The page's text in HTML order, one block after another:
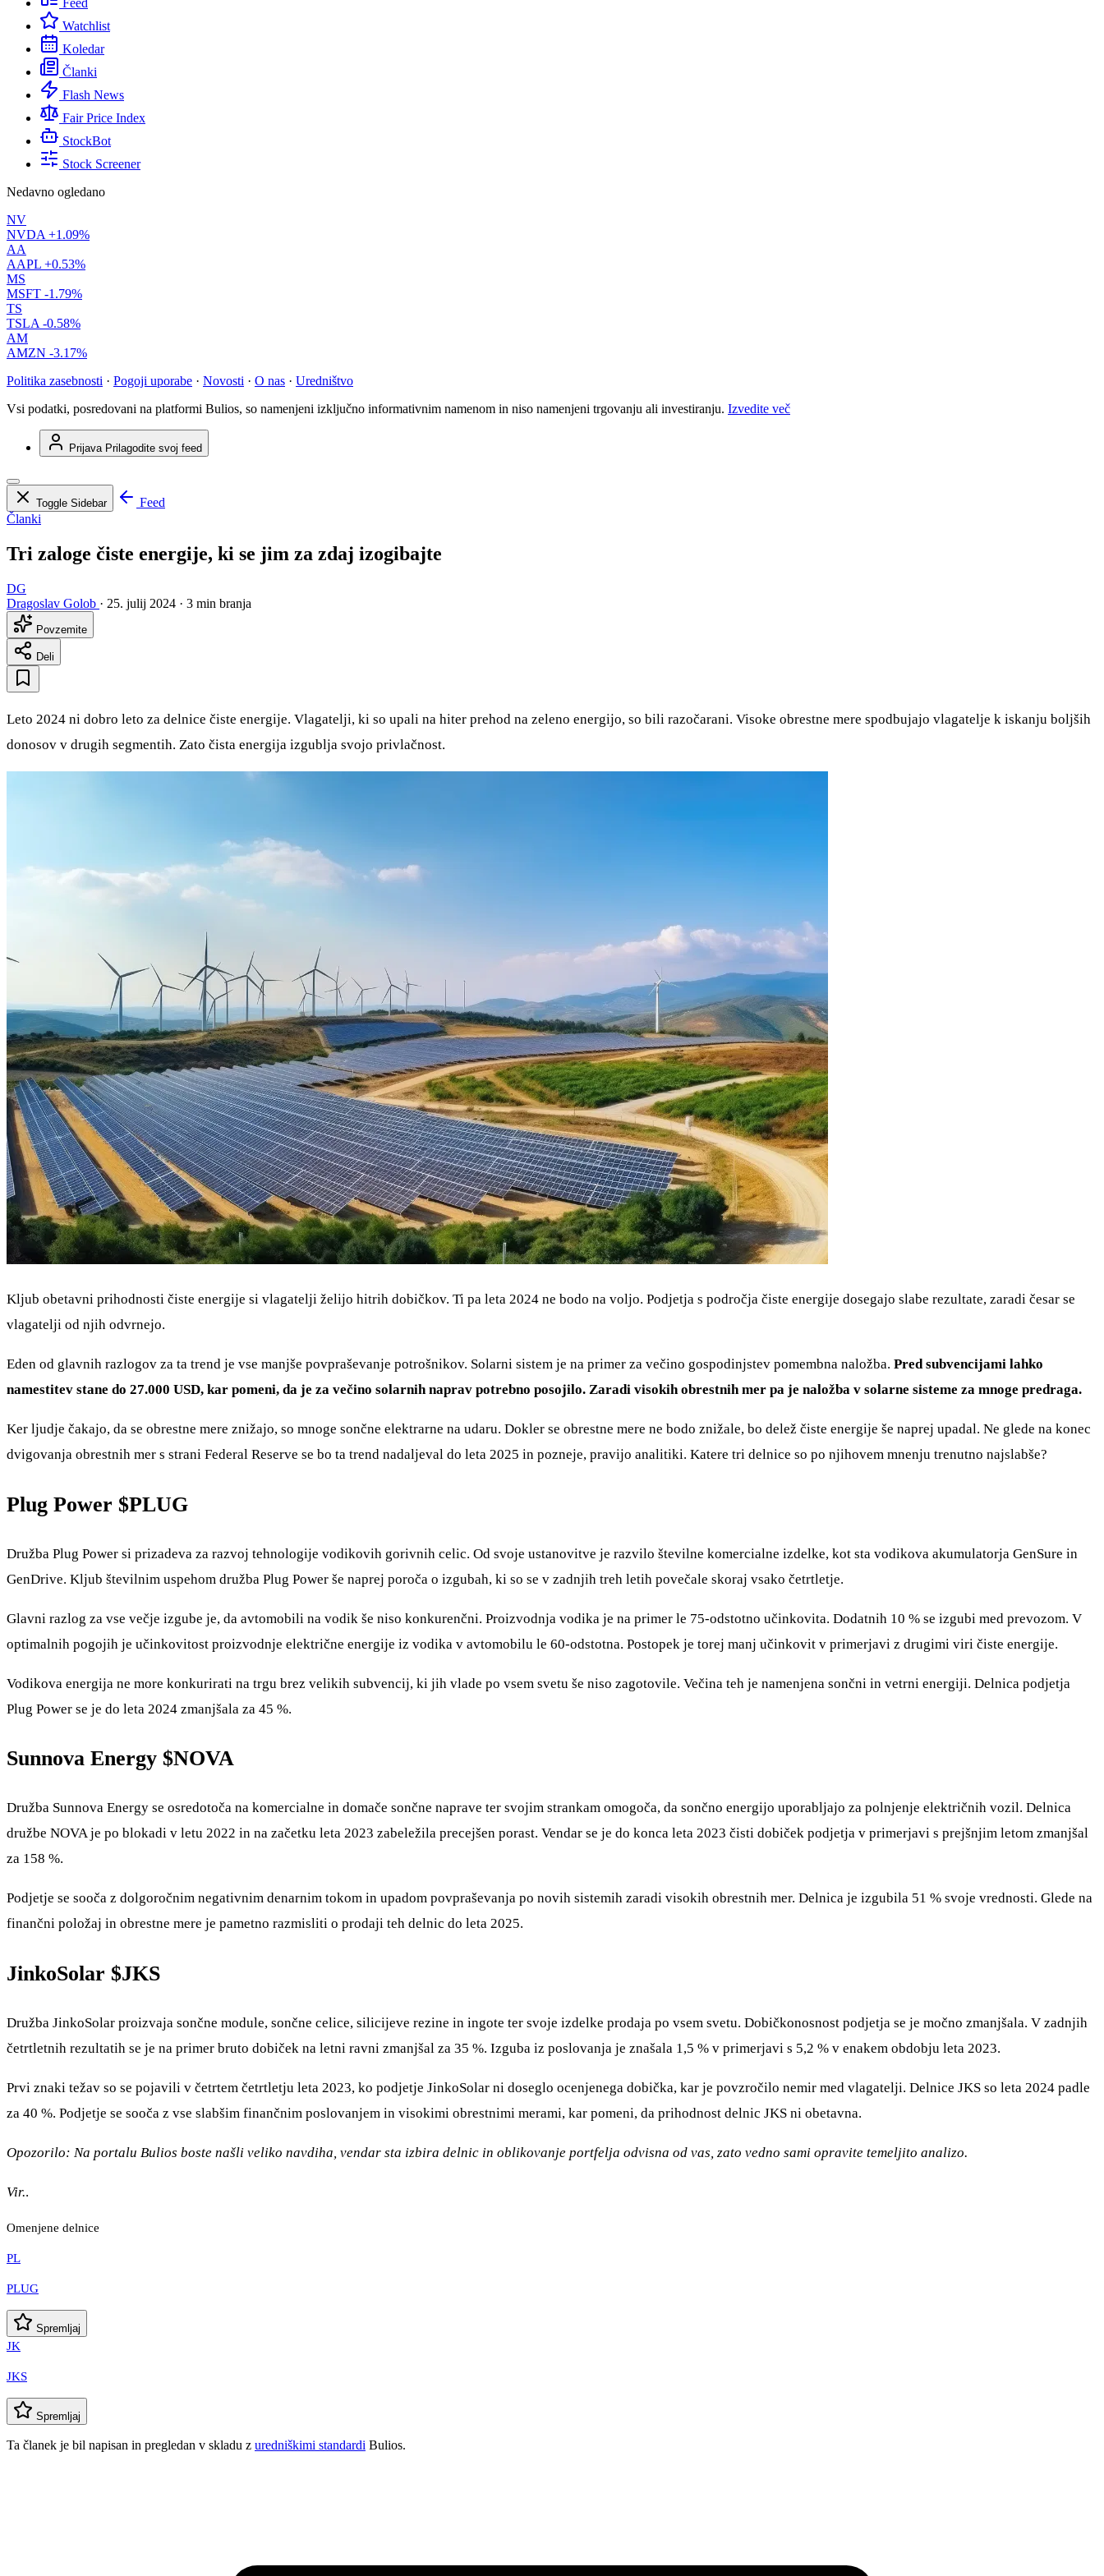
Feed
Watchlist
Koledar
Članki
Flash News
Fair Price Index
StockBot
Stock Screener
Nedavno ogledano
NV
NVDA +1.09%
AA
AAPL +0.53%
MS
MSFT -1.79%
TS
TSLA -0.58%
AM
AMZN -3.17%
Politika zasebnosti · Pogoji uporabe · Novosti · O nas · Uredništvo
Vsi podatki, posredovani na platformi Bulios, so namenjeni izključno informativnim namenom in niso namenjeni trgovanju ali investiranju. Izvedite več
Prijava Prilagodite svoj feed
Toggle Sidebar
Feed
Članki
Tri zaloge čiste energije, ki se jim za zdaj izogibajte
DG
Dragoslav Golob · 25. julij 2024 · 3 min branja
Povzemite
Deli
Leto 2024 ni dobro leto za delnice čiste energije. Vlagatelji, ki so upali na hiter prehod na zeleno energijo, so bili razočarani. Visoke obrestne mere spodbujajo vlagatelje k iskanju boljših
donosov v drugih segmentih. Zato čista energija izgublja svojo privlačnost.
Kljub obetavni prihodnosti čiste energije si vlagatelji želijo hitrih dobičkov. Ti pa leta 2024 ne bodo na voljo. Podjetja s področja čiste energije dosegajo slabe rezultate, zaradi česar se
vlagatelji od njih odvrnejo.
Eden od glavnih razlogov za ta trend je vse manjše povpraševanje potrošnikov. Solarni sistem je na primer za večino gospodinjstev pomembna naložba. Pred subvencijami lahko
namestitev stane do 27.000 USD, kar pomeni, da je za večino solarnih naprav potrebno posojilo. Zaradi visokih obrestnih mer pa je naložba v solarne sisteme za mnoge predraga.
Ker ljudje čakajo, da se obrestne mere znižajo, so mnoge sončne elektrarne na udaru. Dokler se obrestne mere ne bodo znižale, bo delež čiste energije še naprej upadal. Ne glede na konec
dvigovanja obrestnih mer s strani Federal Reserve se bo ta trend nadaljeval do leta 2025 in pozneje, pravijo analitiki. Katere tri delnice so po njihovem mnenju trenutno najslabše?
Plug Power $PLUG
Družba Plug Power si prizadeva za razvoj tehnologije vodikovih gorivnih celic. Od svoje ustanovitve je razvilo številne komercialne izdelke, kot sta vodikova akumulatorja GenSure in
GenDrive. Kljub številnim uspehom družba Plug Power še naprej poroča o izgubah, ki so se v zadnjih treh letih povečale skoraj vsako četrtletje.
Glavni razlog za vse večje izgube je, da avtomobili na vodik še niso konkurenčni. Proizvodnja vodika je na primer le 75-odstotno učinkovita. Dodatnih 10 % se izgubi med prevozom. V
optimalnih pogojih je učinkovitost proizvodnje električne energije iz vodika v avtomobilu le 60-odstotna. Postopek je torej manj učinkovit v primerjavi z drugimi viri čiste energije.
Vodikova energija ne more konkurirati na trgu brez velikih subvencij, ki jih vlade po vsem svetu še niso zagotovile. Večina teh je namenjena sončni in vetrni energiji. Delnica podjetja
Plug Power se je do leta 2024 zmanjšala za 45 %.
Sunnova Energy $NOVA
Družba Sunnova Energy se osredotoča na komercialne in domače sončne naprave ter svojim strankam omogoča, da sončno energijo uporabljajo za polnjenje električnih vozil. Delnica
družbe NOVA je po blokadi v letu 2022 in na začetku leta 2023 zabeležila precejšen porast. Vendar se je do konca leta 2023 čisti dobiček podjetja v primerjavi s prejšnjim letom zmanjšal
za 158 %.
Podjetje se sooča z dolgoročnim negativnim denarnim tokom in upadom povpraševanja po novih sistemih zaradi visokih obrestnih mer. Delnica je izgubila 51 % svoje vrednosti. Glede na
finančni položaj in obrestne mere je pametno razmisliti o prodaji teh delnic do leta 2025.
JinkoSolar $JKS
Družba JinkoSolar proizvaja sončne module, sončne celice, silicijeve rezine in ingote ter svoje izdelke prodaja po vsem svetu. Dobičkonosnost podjetja se je močno zmanjšala. V zadnjih
četrtletnih rezultatih se je na primer bruto dobiček na letni ravni zmanjšal za 35 %. Izguba iz poslovanja je znašala 1,5 % v primerjavi s 5,2 % v enakem obdobju leta 2023.
Prvi znaki težav so se pojavili v četrtem četrtletju leta 2023, ko podjetje JinkoSolar ni doseglo ocenjenega dobička, kar je povzročilo nemir med vlagatelji. Delnice JKS so leta 2024 padle
za 40 %. Podjetje se sooča z vse slabšim finančnim poslovanjem in visokimi obrestnimi merami, kar pomeni, da prihodnost delnic JKS ni obetavna.
Opozorilo: Na portalu Bulios boste našli veliko navdiha, vendar sta izbira delnic in oblikovanje portfelja odvisna od vas, zato vedno sami opravite temeljito analizo.
Vir..
Omenjene delnice
PL
PLUG
Spremljaj
JK
JKS
Spremljaj
Ta članek je bil napisan in pregledan v skladu z uredniškimi standardi Bulios.